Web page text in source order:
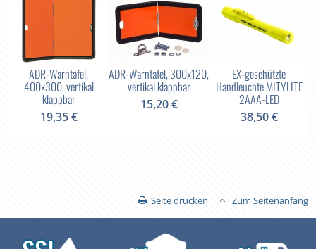
ADR-Warntafel,
400x300, vertikal
klappbar
19,35 €
ADR-Warntafel, 300x120,
vertikal klappbar
15,20 €
EX-geschützte
Handleuchte MITYLITE
2AAA-LED
38,50 €
Seite drucken Zum Seitenanfang